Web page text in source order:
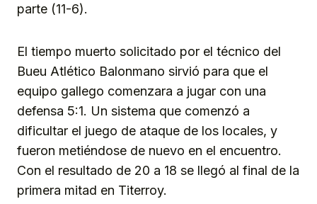
parte (11-6).
El tiempo muerto solicitado por el técnico del
Bueu Atlético Balonmano sirvió para que el
equipo gallego comenzara a jugar con una
defensa 5:1. Un sistema que comenzó a
dificultar el juego de ataque de los locales, y
fueron metiéndose de nuevo en el encuentro.
Con el resultado de 20 a 18 se llegó al final de la
primera mitad en Titerroy.